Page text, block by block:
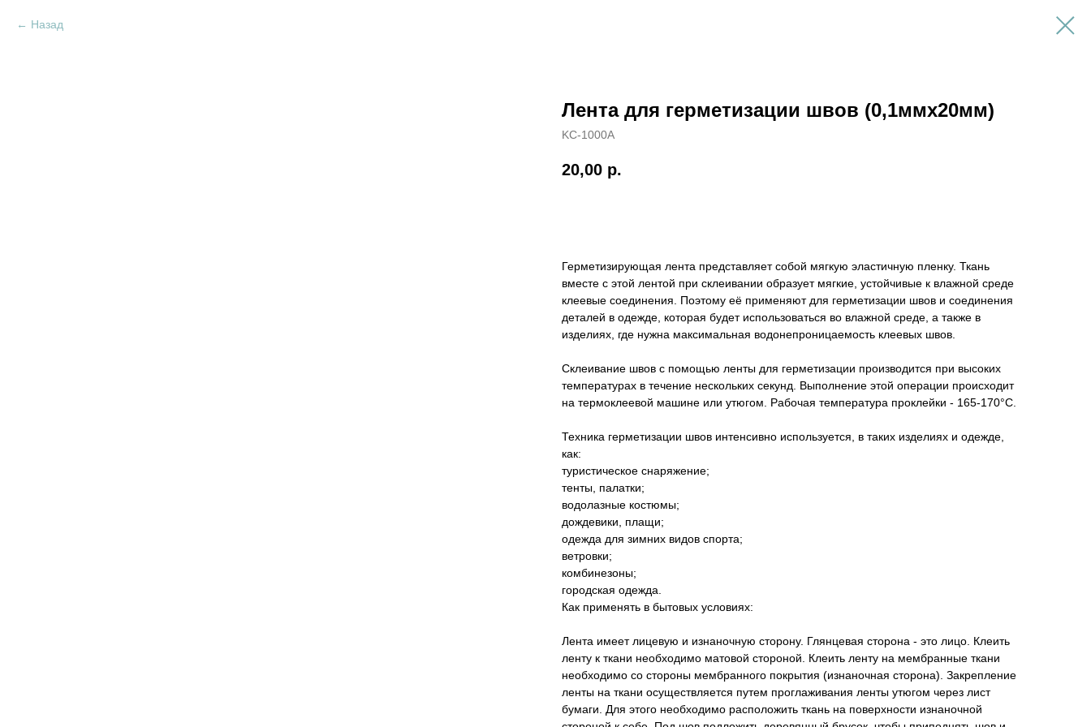
Назад
Лента для герметизации швов (0,1ммх20мм)
KC-1000А
20,00 р.
Герметизирующая лента представляет собой мягкую эластичную пленку. Ткань
вместе с этой лентой при склеивании образует мягкие, устойчивые к влажной среде
клеевые соединения. Поэтому её применяют для герметизации швов и соединения
деталей в одежде, которая будет использоваться во влажной среде, а также в
изделиях, где нужна максимальная водонепроницаемость клеевых швов.
Склеивание швов с помощью ленты для герметизации производится при высоких
температурах в течение нескольких секунд. Выполнение этой операции происходит
на термоклеевой машине или утюгом. Рабочая температура проклейки - 165-170°С.
Техника герметизации швов интенсивно используется, в таких изделиях и одежде,
как:
туристическое снаряжение;
тенты, палатки;
водолазные костюмы;
дождевики, плащи;
одежда для зимних видов спорта;
ветровки;
комбинезоны;
городская одежда.
Как применять в бытовых условиях:
Лента имеет лицевую и изнаночную сторону. Глянцевая сторона - это лицо. Клеить
ленту к ткани необходимо матовой стороной. Клеить ленту на мембранные ткани
необходимо со стороны мембранного покрытия (изнаночная сторона). Закрепление
ленты на ткани осуществляется путем проглаживания ленты утюгом через лист
бумаги. Для этого необходимо расположить ткань на поверхности изнаночной